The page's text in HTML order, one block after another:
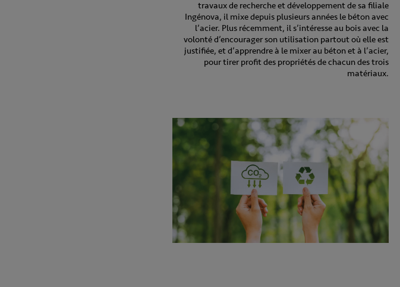
travaux de recherche et développement de sa filiale
Ingénova, il mixe depuis plusieurs années le béton avec
l’acier. Plus récemment, il s’intéresse au bois avec la
volonté d’encourager son utilisation partout où elle est
justifiée, et d’apprendre à le mixer au béton et à l’acier,
pour tirer profit des propriétés de chacun des trois
matériaux.